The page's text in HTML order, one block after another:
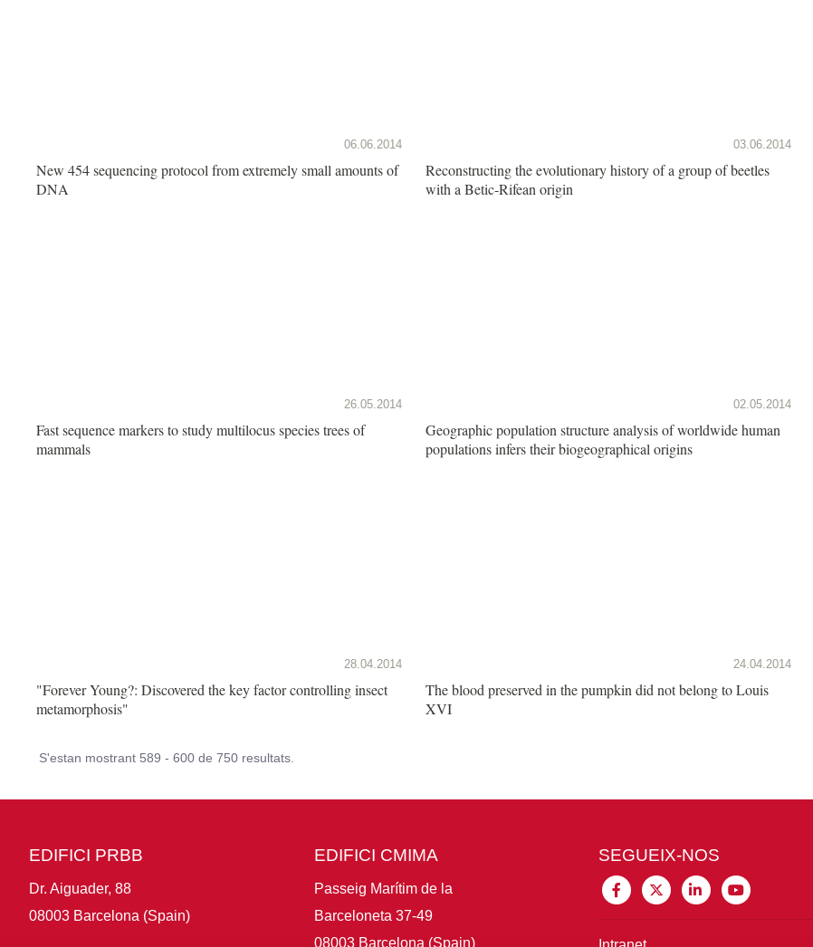
06.06.2014
New 454 sequencing protocol from extremely small amounts of
DNA
03.06.2014
Reconstructing the evolutionary history of a group of beetles
with a Betic-Rifean origin
26.05.2014
Fast sequence markers to study multilocus species trees of
mammals
02.05.2014
Geographic population structure analysis of worldwide human
populations infers their biogeographical origins
28.04.2014
"Forever Young?: Discovered the key factor controlling insect
metamorphosis"
24.04.2014
The blood preserved in the pumpkin did not belong to Louis
XVI
S'estan mostrant 589 - 600 de 750 resultats.
EDIFICI PRBB
Dr. Aiguader, 88
08003 Barcelona (Spain)
EDIFICI CMIMA
Passeig Marítim de la
Barceloneta 37-49
08003 Barcelona (Spain)
SEGUEIX-NOS